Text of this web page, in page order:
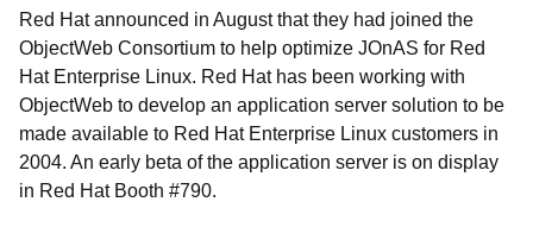
Red Hat announced in August that they had joined the
ObjectWeb Consortium to help optimize JOnAS for Red
Hat Enterprise Linux. Red Hat has been working with
ObjectWeb to develop an application server solution to be
made available to Red Hat Enterprise Linux customers in
2004. An early beta of the application server is on display
in Red Hat Booth #790.